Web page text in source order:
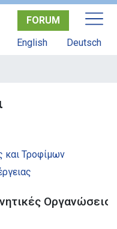
FORUM
English Deutsch
και Τροφίμων
Οργανώσεις